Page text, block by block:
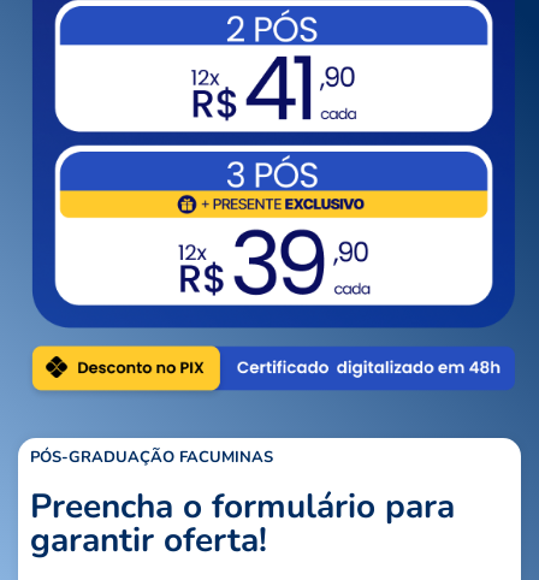
PÓS-GRADUAÇÃO FACUMINAS
Preencha o formulário para
garantir oferta!